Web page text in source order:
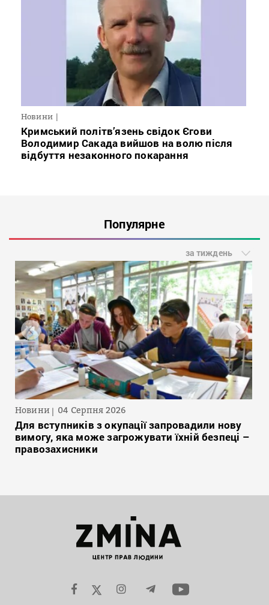
Новини
Кримський політв’язень свідок Єгови
Володимир Сакада вийшов на волю після
відбуття незаконного покарання
Популярне
за тиждень
Новини 04 Серпня 2026
Для вступників з окупації запровадили нову
вимогу, яка може загрожувати їхній безпеці –
правозахисники